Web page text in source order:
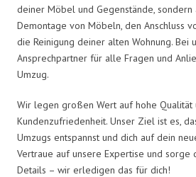
deiner Möbel und Gegenstände, sondern
Demontage von Möbeln, den Anschluss
die Reinigung deiner alten Wohnung. Bei
Ansprechpartner für alle Fragen und
Umzug.
Wir legen großen Wert auf hohe Qualität
Kundenzufriedenheit. Unser Ziel ist es,
Umzugs entspannst und dich auf dein
Vertraue auf unsere Expertise und sorge
Details – wir erledigen das für dich!